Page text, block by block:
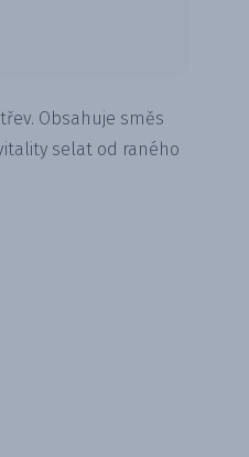
Obsahuje směs
selat od raného